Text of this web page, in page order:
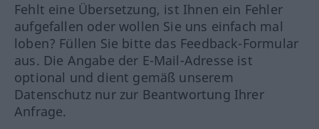
Fehlt eine Übersetzung, ist Ihnen ein Fehler
aufgefallen oder wollen Sie uns einfach mal
loben? Füllen Sie bitte das Feedback-Formular
aus. Die Angabe der E-Mail-Adresse ist
optional und dient gemäß unserem
Datenschutz nur zur Beantwortung Ihrer
Anfrage.